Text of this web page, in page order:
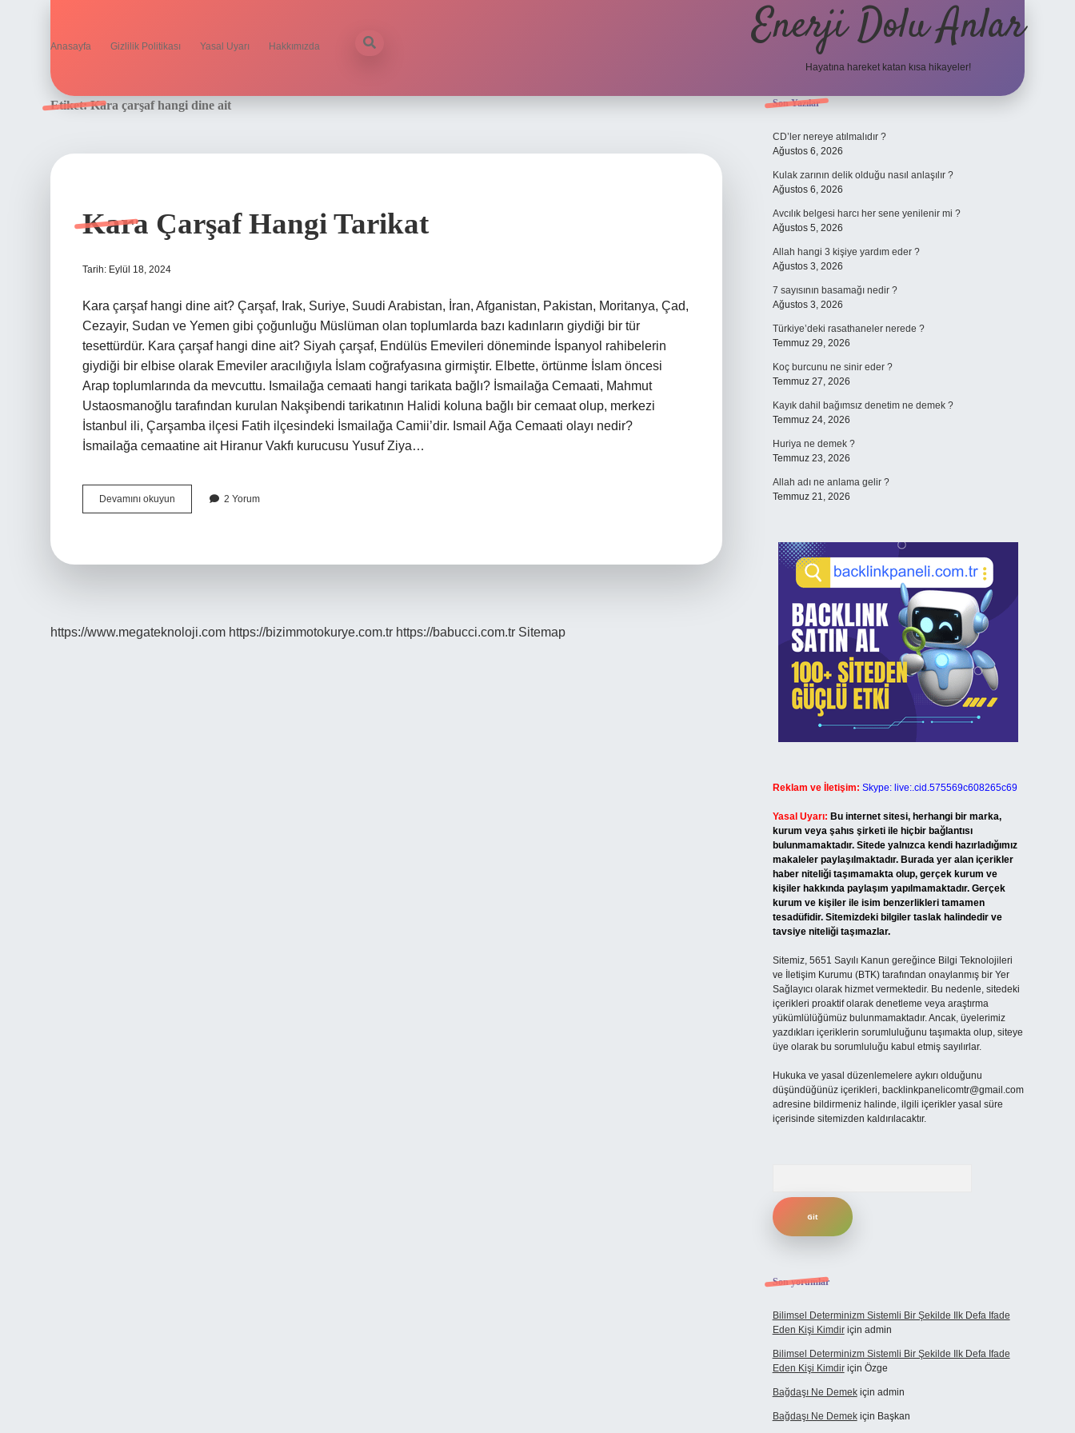
Anasayfa Gizlilik Politikası Yasal Uyarı Hakkımızda Enerji Dolu Anlar
Hayatına hareket katan kısa hikayeler!
Etiket:Kara çarşaf hangi dine ait
Kara Çarşaf Hangi Tarikat
Tarih: Eylül 18, 2024
Kara çarşaf hangi dine ait? Çarşaf, Irak, Suriye, Suudi Arabistan, İran, Afganistan, Pakistan, Moritanya, Çad,
Cezayir, Sudan ve Yemen gibi çoğunluğu Müslüman olan toplumlarda bazı kadınların giydiği bir tür
tesettürdür. Kara çarşaf hangi dine ait? Siyah çarşaf, Endülüs Emevileri döneminde İspanyol rahibelerin
giydiği bir elbise olarak Emeviler aracılığıyla İslam coğrafyasına girmiştir. Elbette, örtünme İslam öncesi
Arap toplumlarında da mevcuttu. Ismailağa cemaati hangi tarikata bağlı? İsmailağa Cemaati, Mahmut
Ustaosmanoğlu tarafından kurulan Nakşibendi tarikatının Halidi koluna bağlı bir cemaat olup, merkezi
İstanbul ili, Çarşamba ilçesi Fatih ilçesindeki İsmailağa Camii’dir. Ismail Ağa Cemaati olayı nedir?
İsmailağa cemaatine ait Hiranur Vakfı kurucusu Yusuf Ziya…
Devamını okuyun
Çarşaf
2 Yorum
https://www.megateknoloji.com https://bizimmotokurye.com.tr https://babucci.com.tr Sitemap
Sidebar
Son Yazılar
CD’ler nereye atılmalıdır ?
Ağustos 6, 2026
Kulak zarının delik olduğu nasıl anlaşılır ?
Ağustos 6, 2026
Avcılık belgesi harcı her sene yenilenir mi ?
Ağustos 5, 2026
Allah hangi 3 kişiye yardım eder ?
Ağustos 3, 2026
7 sayısının basamağı nedir ?
Ağustos 3, 2026
Türkiye’deki rasathaneler nerede ?
Temmuz 29, 2026
Koç burcunu ne sinir eder ?
Temmuz 27, 2026
Kayık dahil bağımsız denetim ne demek ?
Temmuz 24, 2026
Huriya ne demek ?
Temmuz 23, 2026
Allah adı ne anlama gelir ?
Temmuz 21, 2026
Reklam ve İletişim: Skype: live:.cid.575569c608265c69
Yasal Uyarı: Bu internet sitesi, herhangi bir marka,
kurum veya şahıs şirketi ile hiçbir bağlantısı
bulunmamaktadır. Sitede yalnızca kendi hazırladığımız
makaleler paylaşılmaktadır. Burada yer alan içerikler
haber niteliği taşımamakta olup, gerçek kurum ve
kişiler hakkında paylaşım yapılmamaktadır. Gerçek
kurum ve kişiler ile isim benzerlikleri tamamen
tesadüfidir. Sitemizdeki bilgiler taslak halindedir ve
tavsiye niteliği taşımazlar.
Sitemiz, 5651 Sayılı Kanun gereğince Bilgi Teknolojileri
ve İletişim Kurumu (BTK) tarafından onaylanmış bir Yer
Sağlayıcı olarak hizmet vermektedir. Bu nedenle, sitedeki
içerikleri proaktif olarak denetleme veya araştırma
yükümlülüğümüz bulunmamaktadır. Ancak, üyelerimiz
yazdıkları içeriklerin sorumluluğunu taşımakta olup, siteye
üye olarak bu sorumluluğu kabul etmiş sayılırlar.
Hukuka ve yasal düzenlemelere aykırı olduğunu
düşündüğünüz içerikleri, backlinkpanelicomtr@gmail.com
adresine bildirmeniz halinde, ilgili içerikler yasal süre
içerisinde sitemizden kaldırılacaktır.
Son yorumlar
Bilimsel Determinizm Sistemli Bir Şekilde Ilk Defa Ifade
Eden Kişi Kimdiriçin admin
Bilimsel Determinizm Sistemli Bir Şekilde Ilk Defa Ifade
Eden Kişi Kimdiriçin Özge
Bağdaşı Ne Demekiçin admin
Bağdaşı Ne Demekiçin Başkan